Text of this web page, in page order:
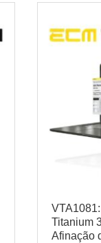
Titanium
Afinação